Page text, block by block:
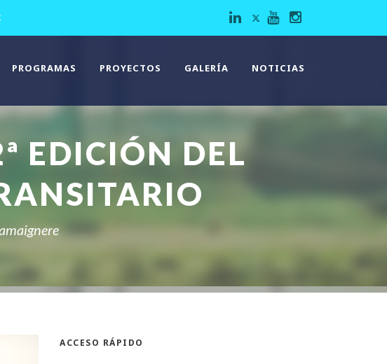
PROGRAMAS PROYECTOS GALERÍA NOTICIAS
EDICIÓN DEL
ACCESO RÁPIDO